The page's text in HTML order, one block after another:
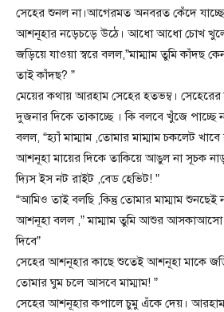
সেহের শুনল না।আগেরমত অনবরত কেঁদে
আশনূহার নড়েচড়ে উঠে। আধো আধো চোখ খুলে
জড়িয়ে যাওয়া স্বরে বলল,”মাম্মাম তুমি কাঁদছ
তাই কাঁদছ? ”
মেয়ের কথায় আরহাম সেহের হতভম্ব। সেহেরের
দুজনার দিকে তাকাচ্ছে । কি বলবে খুঁজে পাচ্ছে
বলল, “হ্যাঁ মাম্মাম ,তোমার মাম্মাম চকলেট
আশনূহা মায়ের দিকে তাকিয়ে আঙুল না সূচক
দ্যিস ইস নট রাইট ,বেড হেভিট! ”
“আমিও তাই বলছি ,কিন্তু তোমার মাম্মাম শুনছেই
আশনূহা বলল ,” মাম্মাম তুমি আশুর
দিবে”
সেহের আশনূহার কাছে শুতেই আশনূহা মাকে
তোমার ঘুম চলে আসবে মাম্মাম! ”
সেহের আশনূহার কপালে চুমু এঁকে দেয়।